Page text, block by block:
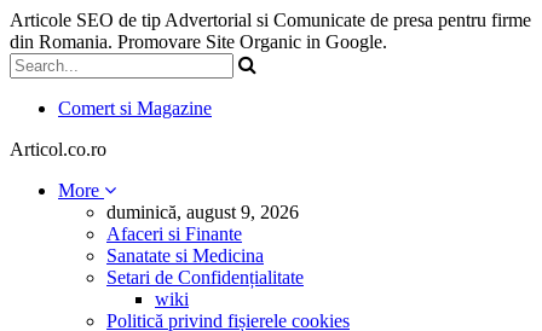
Articole SEO de tip Advertorial si Comunicate de presa pentru firme
din Romania. Promovare Site Organic in Google.
Comert si Magazine
Articol.co.ro
More
duminică, august 9, 2026
Afaceri si Finante
Sanatate si Medicina
Setari de Confidențialitate
wiki
Politică privind fișierele cookies